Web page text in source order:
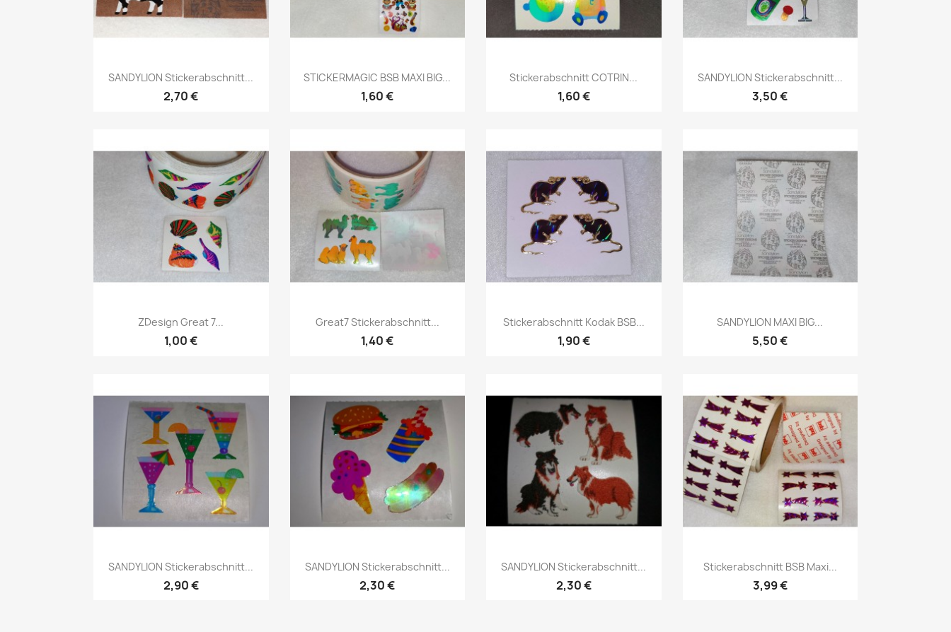
SANDYLION Stickerabschnitt...
2,70 €
STICKERMAGIC BSB MAXI BIG...
1,60 €
Stickerabschnitt COTRIN...
1,60 €
SANDYLION Stickerabschnitt...
3,50 €
ZDesign Great 7...
1,00 €
Great7 Stickerabschnitt...
1,40 €
Stickerabschnitt Kodak BSB...
1,90 €
SANDYLION MAXI BIG...
5,50 €
SANDYLION Stickerabschnitt...
2,90 €
SANDYLION Stickerabschnitt...
2,30 €
SANDYLION Stickerabschnitt...
2,30 €
Stickerabschnitt BSB Maxi...
3,99 €